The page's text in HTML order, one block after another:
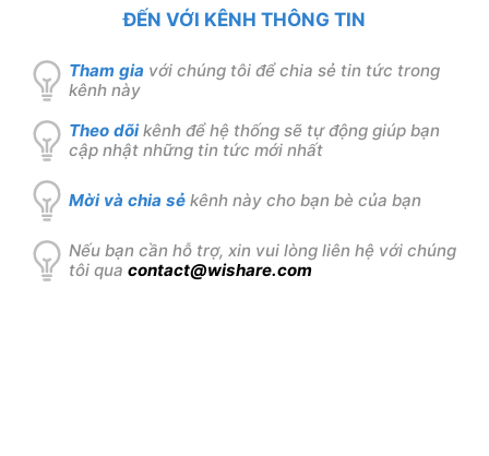
ĐẾN VỚI KÊNH THÔNG TIN
Tham gia với chúng tôi để chia sẻ tin tức trong
kênh này
Theo dõi kênh để hệ thống sẽ tự động giúp bạn
cập nhật những tin tức mới nhất
Mời và chia sẻ kênh này cho bạn bè của bạn
Nếu bạn cần hỗ trợ, xin vui lòng liên hệ với chúng
tôi qua contact@wishare.com